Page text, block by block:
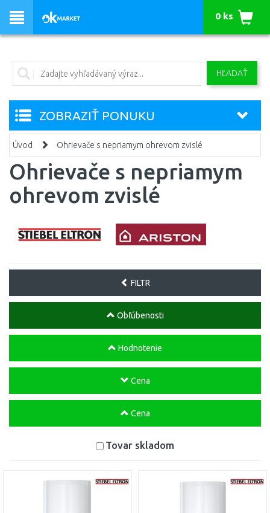
HĽADAŤ
0 ks
ZOBRAZIŤ PONUKU
Úvod Ohrievače s nepriamym ohrevom zvislé
Ohrievače s nepriamym
ohrevom zvislé
FILTR
Obľúbenosti
Hodnotenie
Cena
Cena
Tovar skladom